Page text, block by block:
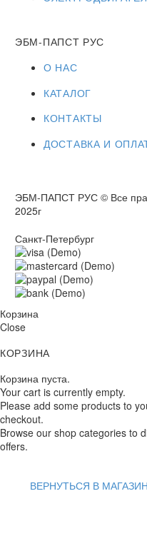
ЭБМ-ПАПСТ РУС
О НАС
КАТАЛОГ
КОНТАКТЫ
ДОСТАВКА И
ЭБМ-ПАПСТ РУС ©
2025г
Санкт-Петербург
Корзина
Close
КОРЗИНА
Корзина пуста.
Your cart is currently empty.
Please add some products to
checkout.
Browse our shop categories to
offers.
ВЕРНУТЬСЯ В МАГАЗИН